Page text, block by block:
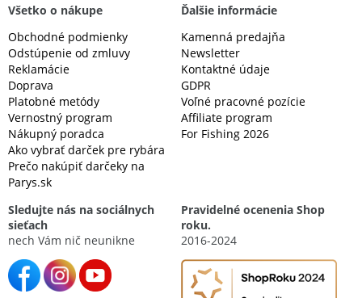
Všetko o nákupe
Obchodné podmienky
Odstúpenie od zmluvy
Reklamácie
Doprava
Platobné metódy
Vernostný program
Nákupný poradca
Ako vybrať darček pre rybára
Prečo nakúpiť darčeky na
Parys.sk
Ďalšie informácie
Kamenná predajňa
Newsletter
Kontaktné údaje
GDPR
Voľné pracovné pozície
Affiliate program
For Fishing 2026
Sledujte nás na sociálnych
sieťach
nech Vám nič neunikne
Pravidelné ocenenia Shop
roku.
2016-2024